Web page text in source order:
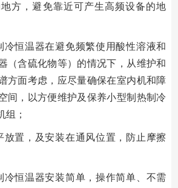
方，避免靠近可产生高频设备的地
冷恒温器在避免频繁使用酸性溶液和
（含硫化物等）的情况下，从维护和
方面考虑，应尽量确保在室内机和障
间，以方便维护及保养小型制热制冷
组；
放置，及安装在通风位置，防止摩擦
冷恒温器安装简单，操作简单、不需